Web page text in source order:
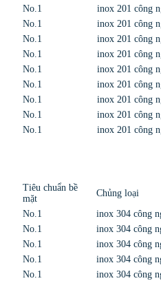
No.1
inox 201 công
No.1
inox 201 công
No.1
inox 201 công
No.1
inox 201 công
No.1
inox 201 công
No.1
inox 201 công
No.1
inox 201 công
No.1
inox 201 công
No.1 inox 201 công
Tiêu chuẩn bề
mặt
Chủng loại
No.1
inox 304 công
No.1
inox 304 công
No.1
inox 304 công
No.1
inox 304 công
No.1
inox 304 công